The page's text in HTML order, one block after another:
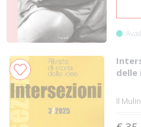
delle
Il